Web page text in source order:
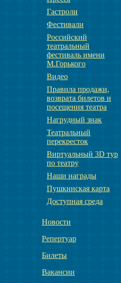
Гастроли
Фестивали
Российский
театральный
фестиваль имени
М.Горького
Видео
Правила продажи,
возврата билетов и
посещения театра
Нагрудный знак
Театральный
перекресток
Виртуальный 3D тур
по театру
Наши награды
Пушкинская карта
Доступная среда
Новости
Репертуар
Билеты
Вакансии